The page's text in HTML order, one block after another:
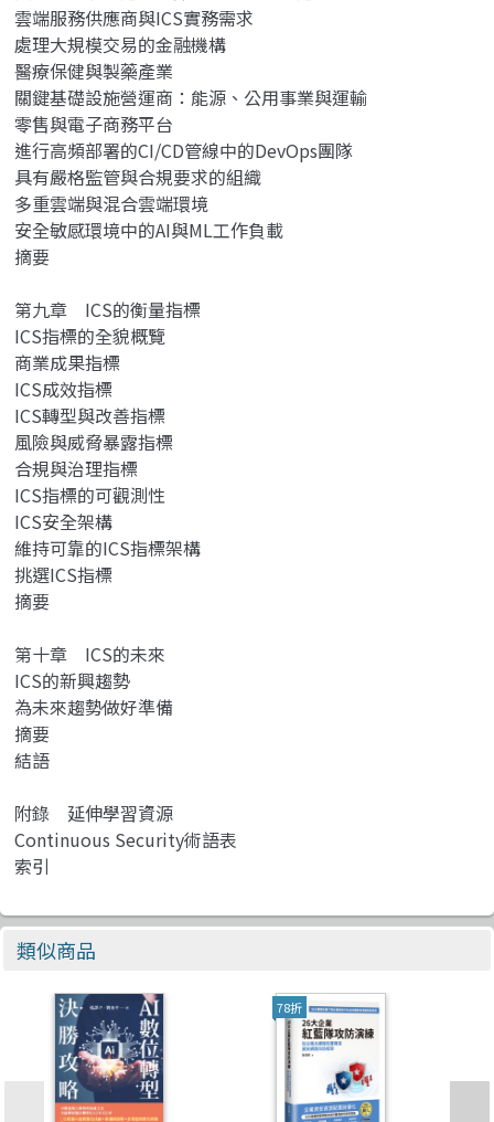
雲端服務供應商與ICS實務需求
處理大規模交易的金融機構
醫療保健與製藥產業
關鍵基礎設施營運商：能源、公用事業與運輸
零售與電子商務平台
進行高頻部署的CI/CD管線中的DevOps團隊
具有嚴格監管與合規要求的組織
多重雲端與混合雲端環境
安全敏感環境中的AI與ML工作負載
摘要
第九章 ICS的衡量指標
ICS指標的全貌概覽
商業成果指標
ICS成效指標
ICS轉型與改善指標
風險與威脅暴露指標
合規與治理指標
ICS指標的可觀測性
ICS安全架構
維持可靠的ICS指標架構
挑選ICS指標
摘要
第十章 ICS的未來
ICS的新興趨勢
為未來趨勢做好準備
摘要
結語
附錄 延伸學習資源
Continuous Security術語表
索引
類似商品
78折